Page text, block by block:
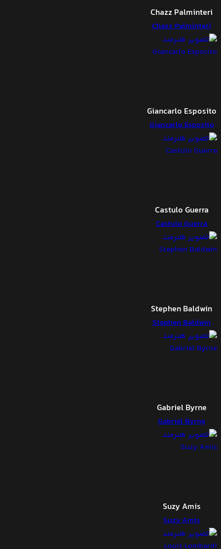
Chazz Palminteri
Chazz Palminteri
Giancarlo Esposito
Giancarlo Esposito
Castulo Guerra
Castulo Guerra
Stephen Baldwin
Stephen Baldwin
Gabriel Byrne
Gabriel Byrne
Suzy Amis
Suzy Amis